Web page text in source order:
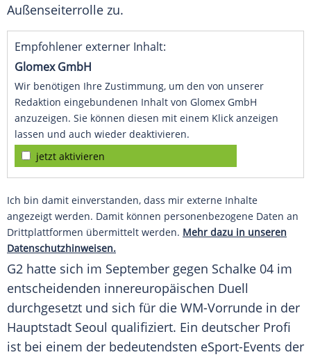
Außenseiterrolle zu.
Empfohlener externer Inhalt:
Glomex GmbH
Wir benötigen Ihre Zustimmung, um den von unserer
Redaktion eingebundenen Inhalt von Glomex GmbH
anzuzeigen. Sie können diesen mit einem Klick anzeigen
lassen und auch wieder deaktivieren.
jetzt aktivieren
Ich bin damit einverstanden, dass mir externe Inhalte
angezeigt werden. Damit können personenbezogene Daten an
Drittplattformen übermittelt werden. Mehr dazu in unseren
Datenschutzhinweisen.
G2 hatte sich im September gegen Schalke 04 im
entscheidenden innereuropäischen Duell
durchgesetzt und sich für die WM-Vorrunde in der
Hauptstadt Seoul qualifiziert. Ein deutscher Profi
ist bei einem der bedeutendsten eSport-Events der